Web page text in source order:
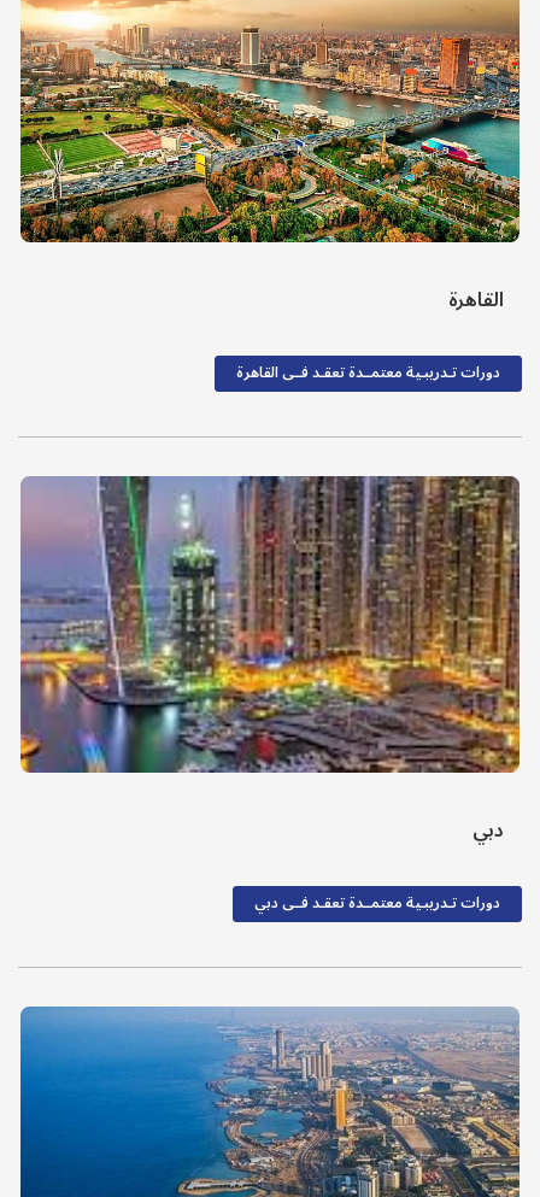
القاهرة
دورات تـدريبـية معتمــدة تعقـد فــى القاهرة
دبي
دورات تـدريبـية معتمــدة تعقـد فــى دبي